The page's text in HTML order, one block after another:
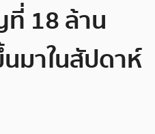
18 ล้าน
มาในสัปดาห์